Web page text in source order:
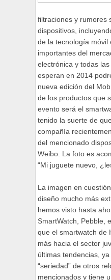
filtraciones y rumores
dispositivos,
de la tecnología móvil
importantes del
electrónica y todas
esperan en 2014
nueva edición del
de los productos que
evento será el
tenido la suerte de
compañía
del mencionado
Weibo. La foto es
“Mi juguete nuevo,
La imagen en
diseño mucho más
hemos visto hasta
SmartWatch, Pebble,
que el smartwatch de
más hacia el sector
últimas tendencias,
“seriedad” de otros
mencionados y tiene